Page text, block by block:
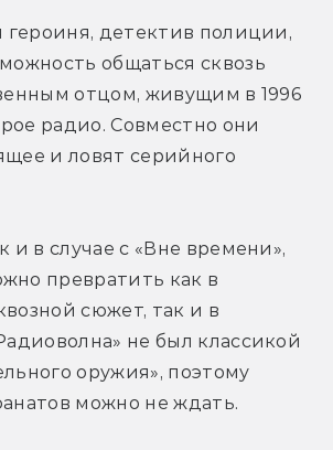
героиня, детектив полиции,
общаться сквозь
отцом, живущим в 1996
радио. Совместно они
и ловят серийного
и в случае с «Вне времени»,
превратить как в
сюжет, так и в
не был классикой
оружия», поэтому
можно не ждать.